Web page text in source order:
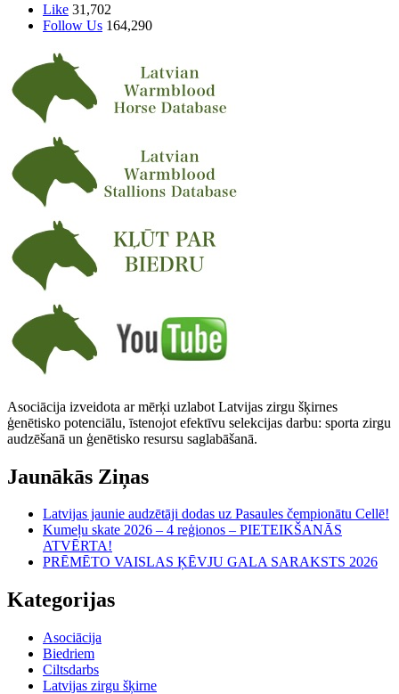
Like 31,702
Follow Us 164,290
Asociācija izveidota ar mērķi uzlabot Latvijas zirgu šķirnes
ģenētisko potenciālu, īstenojot efektīvu selekcijas darbu: sporta zirgu
audzēšanā un ģenētisko resursu saglabāšanā.
Jaunākās Ziņas
Latvijas jaunie audzētāji dodas uz Pasaules čempionātu Cellē!
Kumeļu skate 2026 – 4 reģionos – PIETEIKŠANĀS
ATVĒRTA!
PRĒMĒTO VAISLAS ĶĒVJU GALA SARAKSTS 2026
Kategorijas
Asociācija
Biedriem
Ciltsdarbs
Latvijas zirgu šķirne